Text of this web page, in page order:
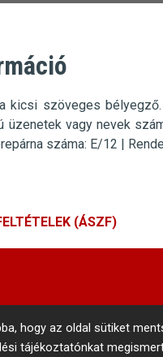
kicsi szöveges bélyegző.
vagy nevek
száma: E/12 |
(ÁSZF)
hogy az oldal sütiket
tájékoztatónkat